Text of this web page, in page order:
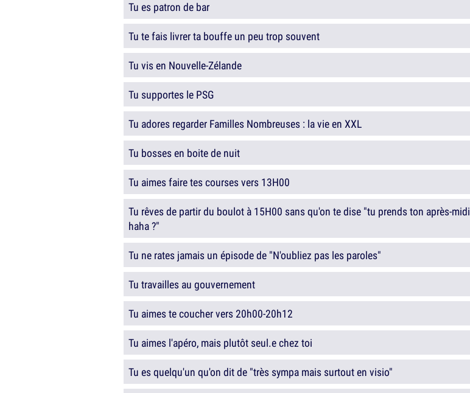
Tu es patron de bar
Tu te fais livrer ta bouffe un peu trop souvent
Tu vis en Nouvelle-Zélande
Tu supportes le PSG
Tu adores regarder Familles Nombreuses : la vie en XXL
Tu bosses en boite de nuit
Tu aimes faire tes courses vers 13H00
Tu rêves de partir du boulot à 15H00 sans qu'on te dise "tu prends ton après-midi
haha ?"
Tu ne rates jamais un épisode de "N'oubliez pas les paroles"
Tu travailles au gouvernement
Tu aimes te coucher vers 20h00-20h12
Tu aimes l'apéro, mais plutôt seul.e chez toi
Tu es quelqu'un qu'on dit de "très sympa mais surtout en visio"